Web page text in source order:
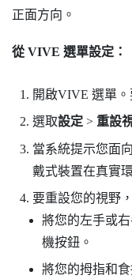
正面方向。
從 VIVE 選單設定：
開啟VIVE 選單。
選取設定> 重設
當系統提示您面
戴式裝置在真實
要重設您的視野
將您的左手或
機按鈕 。
將您的拇指和